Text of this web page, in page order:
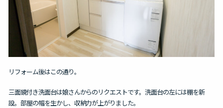
リフォーム後はこの通り。
三面鏡付き洗面台は娘さんからのリクエストです。洗面台の左には棚を新
設。部屋の幅を生かし、収納力が上がりました。